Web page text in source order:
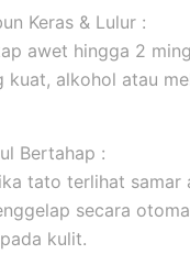
Keras & Lulur :
awet hingga 2
kuat, alkohol atau
Bertahap :
tato terlihat samar
secara
kulit.